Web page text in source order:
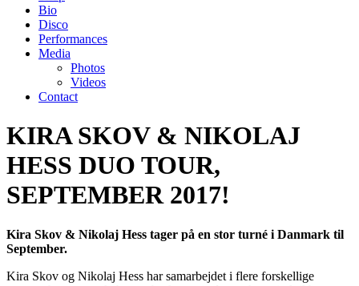
Bio
Disco
Performances
Media
Photos
Videos
Contact
KIRA SKOV & NIKOLAJ
HESS DUO TOUR,
SEPTEMBER 2017!
Kira Skov & Nikolaj Hess tager på en stor turné i Danmark til
September.
Kira Skov og Nikolaj Hess har samarbejdet i flere forskellige